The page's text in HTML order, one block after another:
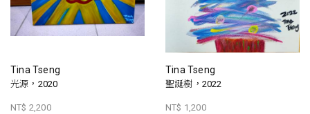
Tina Tseng
光源，2020
NT$ 2,200
Tina Tseng
聖誕樹，2022
NT$ 1,200